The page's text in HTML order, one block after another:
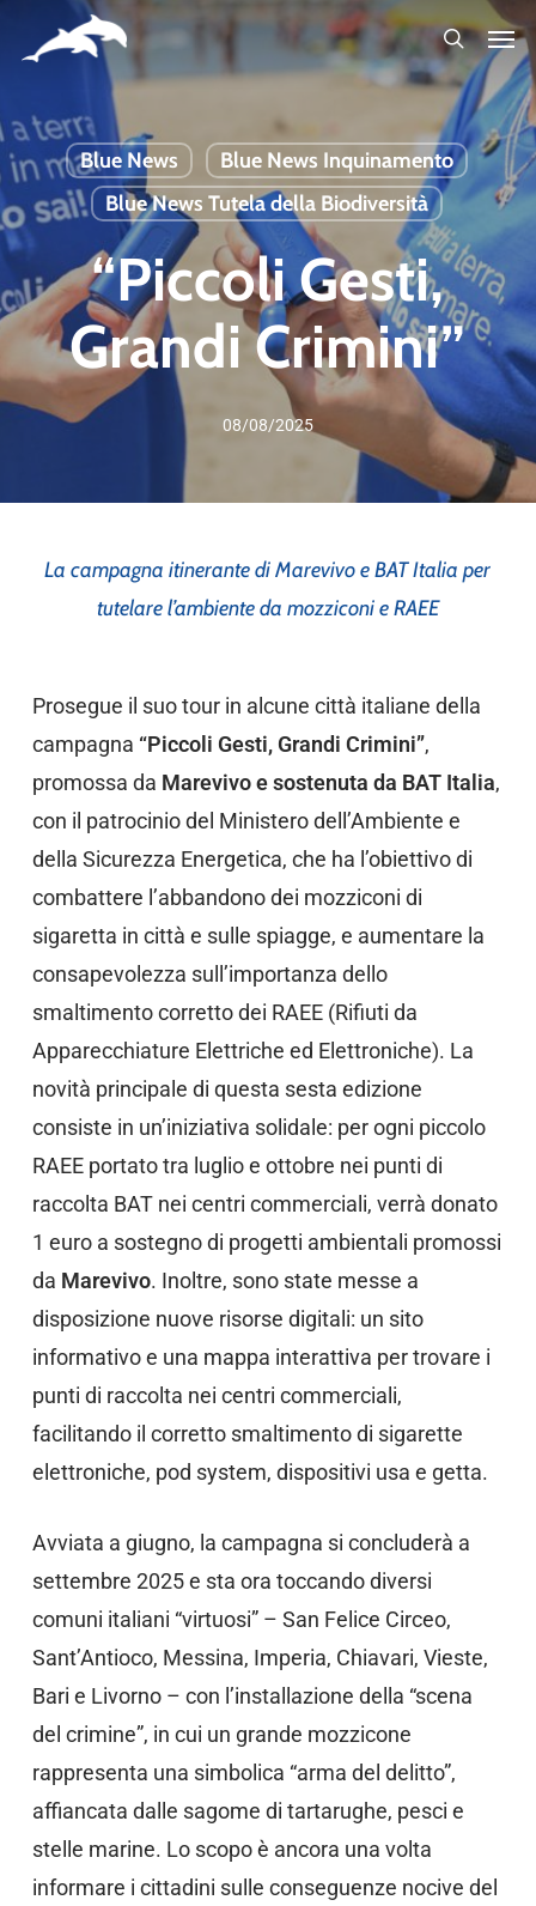
content
Blue News
Blue News Inquinamento
Blue News Tutela della Biodiversità
“Piccoli Gesti,
Grandi Crimini”
08/08/2025
La campagna itinerante di Marevivo e BAT Italia per
tutelare l’ambiente da mozziconi e RAEE
Prosegue il suo tour in alcune città italiane della
campagna “Piccoli Gesti, Grandi Crimini”,
promossa da Marevivo e sostenuta da BAT Italia,
con il patrocinio del Ministero dell’Ambiente e
della Sicurezza Energetica, che ha l’obiettivo di
combattere l’abbandono dei mozziconi di
sigaretta in città e sulle spiagge, e aumentare la
consapevolezza sull’importanza dello
smaltimento corretto dei RAEE (Rifiuti da
Apparecchiature Elettriche ed Elettroniche). La
novità principale di questa sesta edizione
consiste in un’iniziativa solidale: per ogni piccolo
RAEE portato tra luglio e ottobre nei punti di
raccolta BAT nei centri commerciali, verrà donato
1 euro a sostegno di progetti ambientali promossi
da Marevivo. Inoltre, sono state messe a
disposizione nuove risorse digitali: un sito
informativo e una mappa interattiva per trovare i
punti di raccolta nei centri commerciali,
facilitando il corretto smaltimento di sigarette
elettroniche, pod system, dispositivi usa e getta.
Avviata a giugno, la campagna si concluderà a
settembre 2025 e sta ora toccando diversi
comuni italiani “virtuosi” – San Felice Circeo,
Sant’Antioco, Messina, Imperia, Chiavari, Vieste,
Bari e Livorno – con l’installazione della “scena
del crimine”, in cui un grande mozzicone
rappresenta una simbolica “arma del delitto”,
affiancata dalle sagome di tartarughe, pesci e
stelle marine. Lo scopo è ancora una volta
informare i cittadini sulle conseguenze nocive del